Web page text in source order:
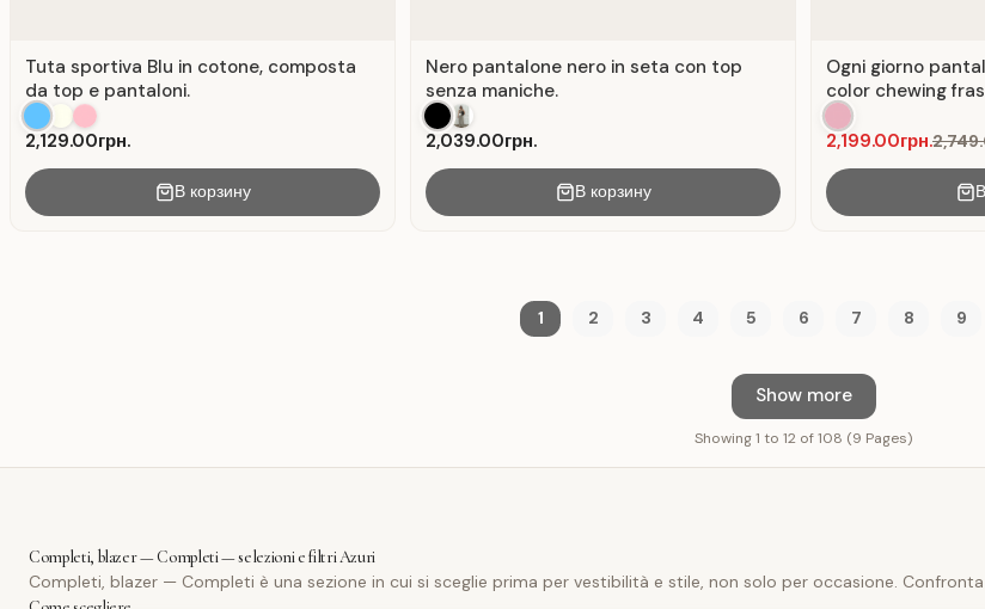
Tuta sportiva Blu in cotone, composta
da top e pantaloni.
2,129.00грн.
В корзину
Nero pantalone nero in seta con top
senza maniche.
2,039.00грн.
В корзину
Ogni giorno
color chewing
2,199.00грн.
1 2 3 4 5 6 7 8 9
Show more
Showing 1 to 12 of 108 (9 Pages)
Completi, blazer — Completi — selezioni e filtri Azuri
Completi, blazer — Completi è una sezione in cui si sceglie prima per vestibilità e stile, non solo per occasione.